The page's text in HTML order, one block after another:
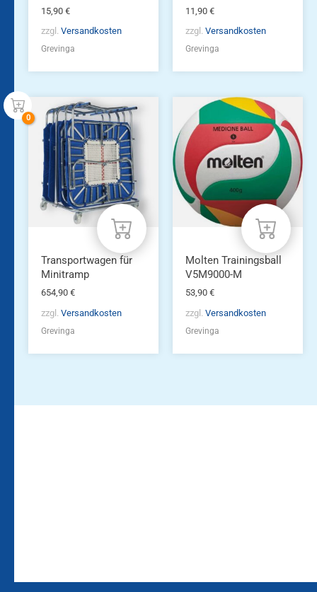
15,90 €
zzgl. Versandkosten
Grevinga
11,90 €
zzgl. Versandkosten
Grevinga
Transportwagen für
Minitramp
654,90 €
zzgl. Versandkosten
Grevinga
Molten Trainingsball
V5M9000-M
53,90 €
zzgl. Versandkosten
Grevinga